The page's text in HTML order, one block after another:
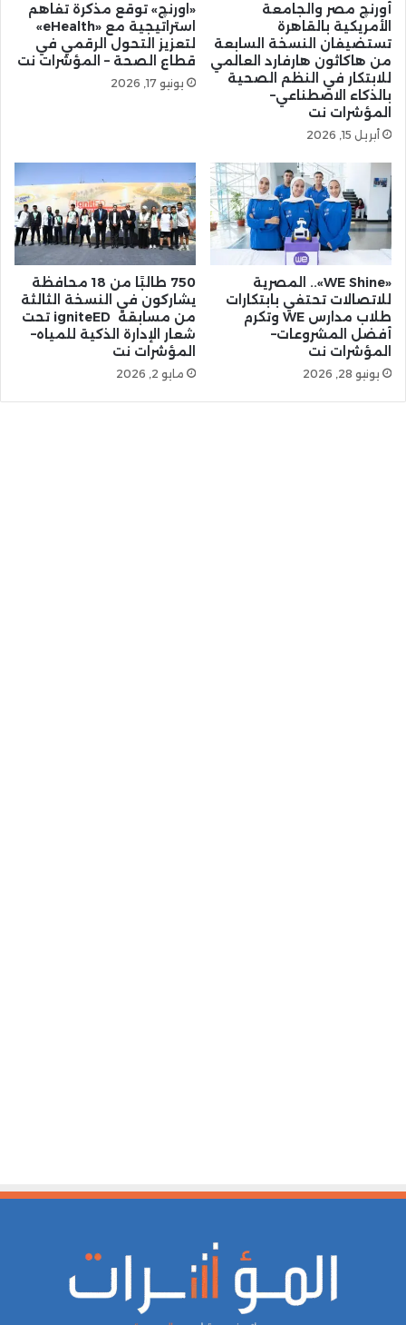
أورنچ مصر والجامعة
الأمريكية بالقاهرة
تستضيفان النسخة السابعة
من هاكاثون هارفارد العالمي
للابتكار في النظم الصحية
بالذكاء الاصطناعي–
المؤشرات نت
أبريل 15, 2026
«اورنچ» توقع مذكرة تفاهم
استراتيجية مع «eHealth»
لتعزيز التحول الرقمي في
قطاع الصحة – المؤشرات نت
يونيو 17, 2026
«WE Shine».. المصرية
للاتصالات تحتفي بابتكارات
طلاب مدارس WE وتكرم
أفضل المشروعات–
المؤشرات نت
يونيو 28, 2026
750 طالبًا من 18 محافظة
يشاركون في النسخة الثالثة
من مسابقة igniteED تحت
شعار الإدارة الذكية للمياه–
المؤشرات نت
مايو 2, 2026